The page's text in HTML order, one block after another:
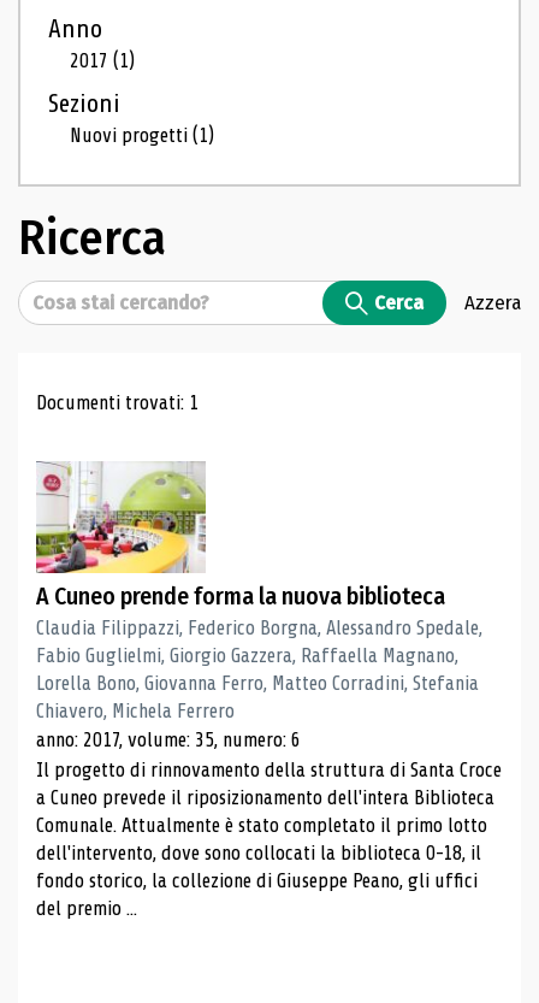
Anno
2017(1)
Sezioni
Nuovi progetti(1)
Ricerca
Cerca Cerca Azzera
Risultati di ricerca
Documenti trovati: 1
A Cuneo prende forma la nuova biblioteca
Claudia Filippazzi, Federico Borgna, Alessandro Spedale,
Fabio Guglielmi, Giorgio Gazzera, Raffaella Magnano,
Lorella Bono, Giovanna Ferro, Matteo Corradini, Stefania
Chiavero, Michela Ferrero
anno: 2017, volume: 35, numero: 6
Il progetto di rinnovamento della struttura di Santa Croce
a Cuneo prevede il riposizionamento dell'intera Biblioteca
Comunale. Attualmente è stato completato il primo lotto
dell'intervento, dove sono collocati la biblioteca 0-18, il
fondo storico, la collezione di Giuseppe Peano, gli uffici
del premio ...